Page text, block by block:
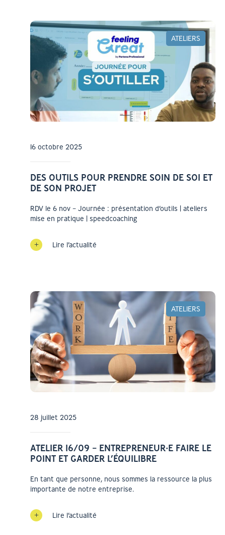
ATELIERS
16 octobre 2025
DES OUTILS POUR PRENDRE SOIN DE SOI ET
DE SON PROJET
RDV le 6 nov – Journée : présentation d’outils | ateliers
mise en pratique | speedcoaching
Lire l’actualité
ATELIERS
28 juillet 2025
ATELIER 16/09 – ENTREPRENEUR·E FAIRE LE
POINT ET GARDER L’ÉQUILIBRE
En tant que personne, nous sommes la ressource la plus
importante de notre entreprise.
Lire l’actualité